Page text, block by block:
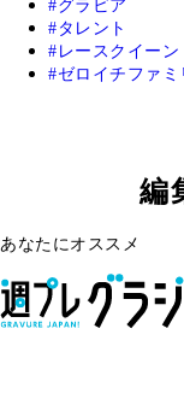
グラビア
タレント
レースクイーン
ゼロイチファミ
編
あなたにオススメ